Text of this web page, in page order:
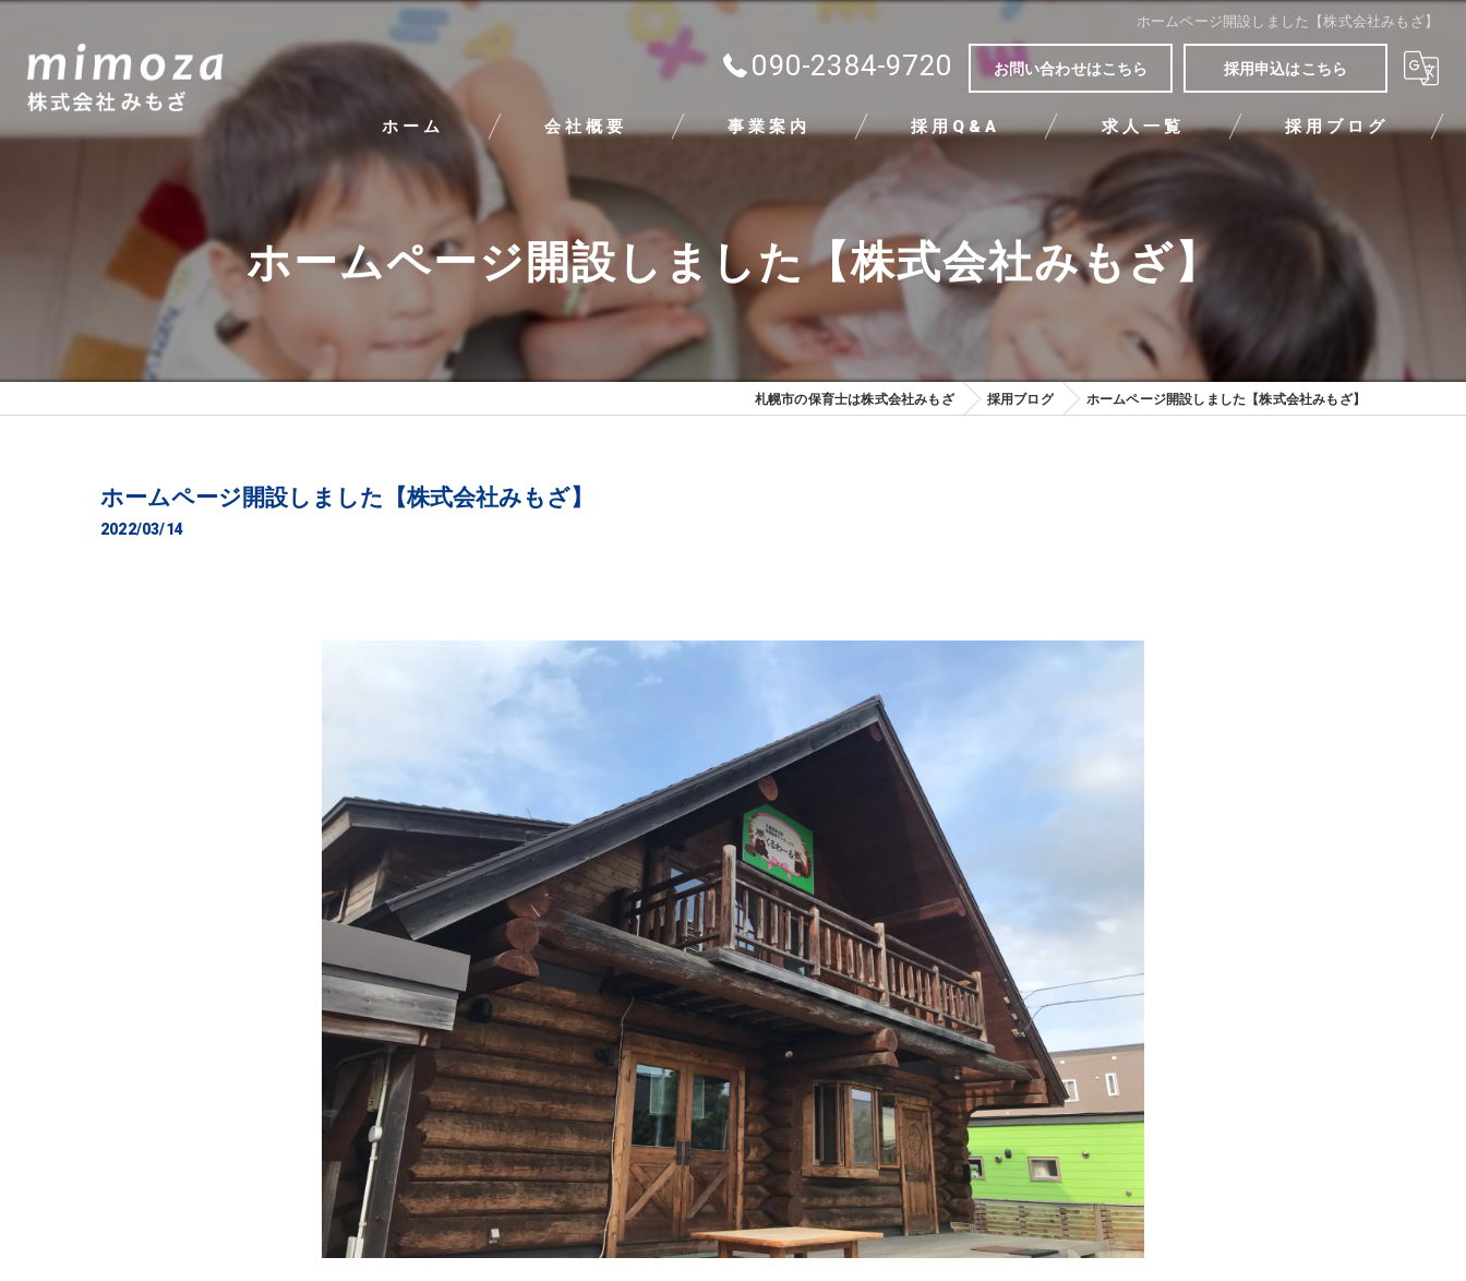
ホームページ開設しました【株式会社みもざ】
090-2384-9720 お問い合わせはこちら 採用申込はこちら
ホーム 会社概要
代表挨拶
ビジョン
求める人物像
事業案内 採用Q&A 求人一覧 採用ブログ
ホームページ開設しました【株式会社みもざ】
札幌市の保育士は株式会社みもざ 採用ブログ ホームページ開設しました【株式会社みもざ】
ホームページ開設しました【株式会社みもざ】
2022/03/14